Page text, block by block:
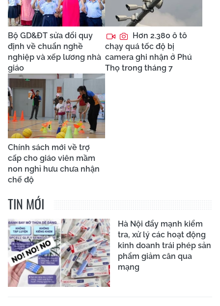
Bộ GD&ĐT sửa đổi quy
định về chuẩn nghề
nghiệp và xếp lương nhà
giáo
Hơn 2.380 ô tô
chạy quá tốc độ bị
camera ghi nhận ở Phú
Thọ trong tháng 7
Chính sách mới về trợ
cấp cho giáo viên mầm
non nghỉ hưu chưa nhận
chế độ
TIN MỚI
Hà Nội đẩy mạnh kiểm
tra, xử lý các hoạt động
kinh doanh trái phép sản
phẩm giảm cân qua
mạng